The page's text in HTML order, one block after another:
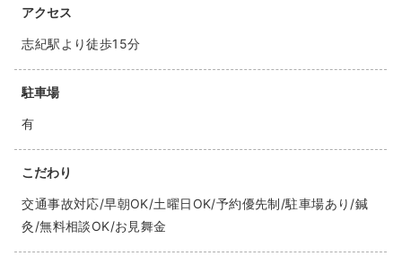
アクセス
志紀駅より徒歩15分
駐車場
有
こだわり
交通事故対応/早朝OK/土曜日OK/予約優先制/駐車場あり/鍼
灸/無料相談OK/お見舞金